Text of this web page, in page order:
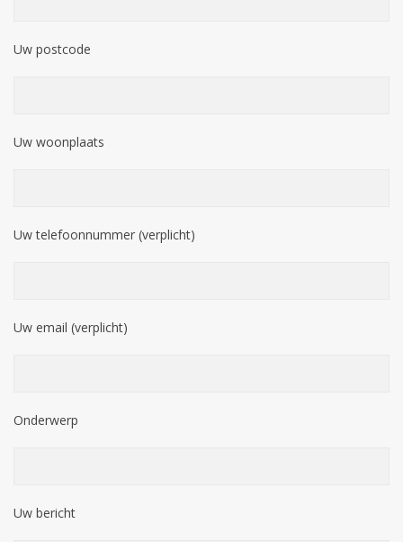
Uw postcode
Uw woonplaats
Uw telefoonnummer (verplicht)
Uw email (verplicht)
Onderwerp
Uw bericht